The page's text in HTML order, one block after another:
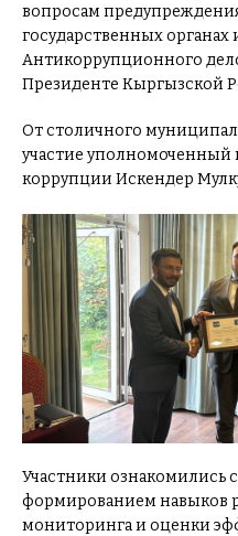
вопросам
государственных органах
Антикоррупционного
Президенте Кыргызской
От столичного
участие
коррупции Искендер
Участники ознакомились
формированием навыков
мониторинга и оценки